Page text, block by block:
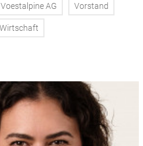
Voestalpine AG Vorstand
Wirtschaft